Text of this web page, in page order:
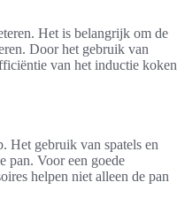
Het is belangrijk om de
Door het gebruik van
van het inductie koken
Het gebruik van spatels en
pan. Voor een goede
helpen niet alleen de pan